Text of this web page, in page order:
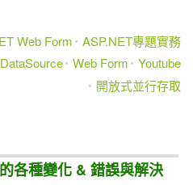
Web Form
ASP.NET專題實務
Web Form
Youtube
開放式並行存取
各種變化 & 錯誤與解決